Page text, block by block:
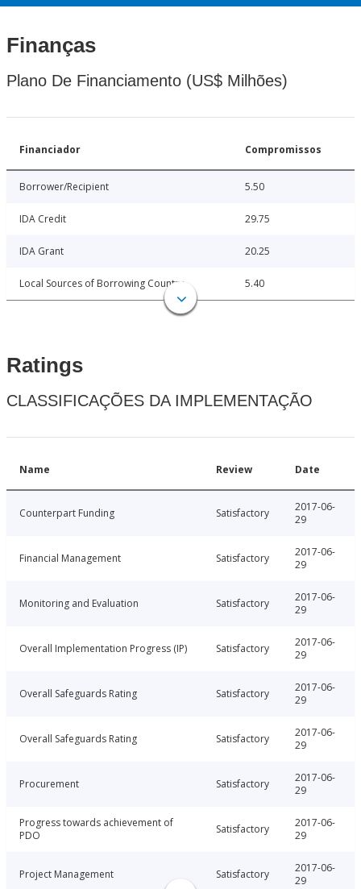
Finanças
Plano De Financiamento (US$ Milhões)
Financiador Compromissos
Borrower/Recipient 5.50
IDA Credit 29.75
IDA Grant 20.25
Local Sources of Borrowing Country 5.40
Ratings
CLASSIFICAÇÕES DA IMPLEMENTAÇÃO
Name Review Date
Counterpart Funding Satisfactory
2017-06-
29
Financial Management Satisfactory
2017-06-
29
Monitoring and Evaluation Satisfactory
2017-06-
29
Overall Implementation Progress (IP) Satisfactory
2017-06-
29
Overall Safeguards Rating Satisfactory
2017-06-
29
Overall Safeguards Rating Satisfactory
2017-06-
29
Procurement Satisfactory
2017-06-
29
Progress towards achievement of
PDO
Satisfactory
2017-06-
29
Project Management Satisfactory
2017-06-
29